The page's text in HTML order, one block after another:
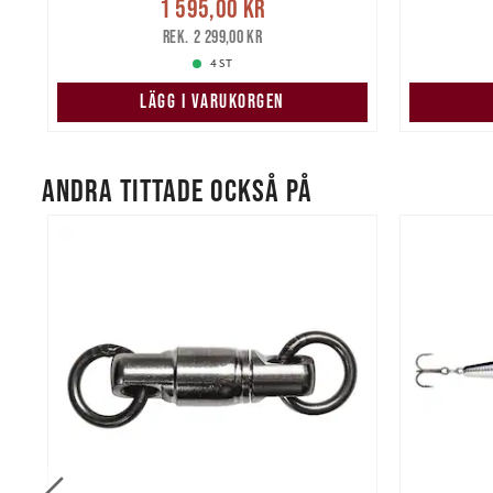
1 595,00 krTidigare pris
2 299,00 kr
1 595,00 kr
2 299,00 kr
4 ST
LÄGG I VARUKORGEN
ANDRA TITTADE OCKSÅ PÅ